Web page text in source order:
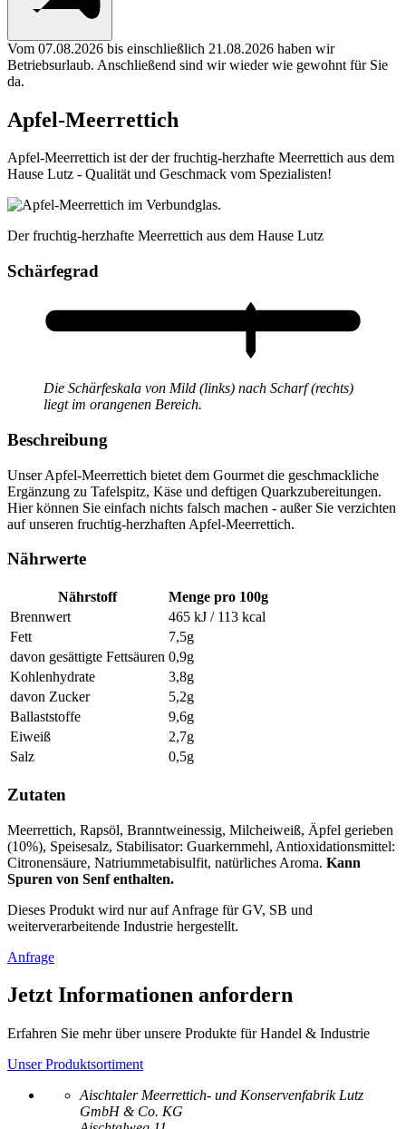
Vom 07.08.2026 bis einschließlich 21.08.2026 haben wir
Betriebsurlaub. Anschließend sind wir wieder wie gewohnt für Sie
da.
Apfel-Meerrettich
Apfel-Meerrettich ist der der fruchtig-herzhafte Meerrettich aus dem
Hause Lutz - Qualität und Geschmack vom Spezialisten!
Der fruchtig-herzhafte Meerrettich aus dem Hause Lutz
Schärfegrad
Die Schärfeskala von Mild (links) nach Scharf (rechts)
liegt im orangenen Bereich.
Beschreibung
Unser Apfel-Meerrettich bietet dem Gourmet die geschmackliche
Ergänzung zu Tafelspitz, Käse und deftigen Quarkzubereitungen.
Hier können Sie einfach nichts falsch machen - außer Sie verzichten
auf unseren fruchtig-herzhaften Apfel-Meerrettich.
Nährwerte
Nährstoff
Menge pro 100g
Brennwert
465 kJ / 113 kcal
Fett
7,5g
davon gesättigte Fettsäuren 0,9g
Kohlenhydrate
3,8g
davon Zucker
5,2g
Ballaststoffe
9,6g
Eiweiß
2,7g
Salz
0,5g
Zutaten
Meerrettich, Rapsöl, Branntweinessig, Milcheiweiß, Äpfel gerieben
(10%), Speisesalz, Stabilisator: Guarkernmehl, Antioxidationsmittel:
Citronensäure, Natriummetabisulfit, natürliches Aroma. Kann
Spuren von Senf enthalten.
Dieses Produkt wird nur auf Anfrage für GV, SB und
weiterverarbeitende Industrie hergestellt.
Anfrage
Jetzt Informationen anfordern
Erfahren Sie mehr über unsere Produkte für Handel & Industrie
Unser Produktsortiment
Aischtaler Meerrettich- und Konservenfabrik Lutz
GmbH & Co. KG